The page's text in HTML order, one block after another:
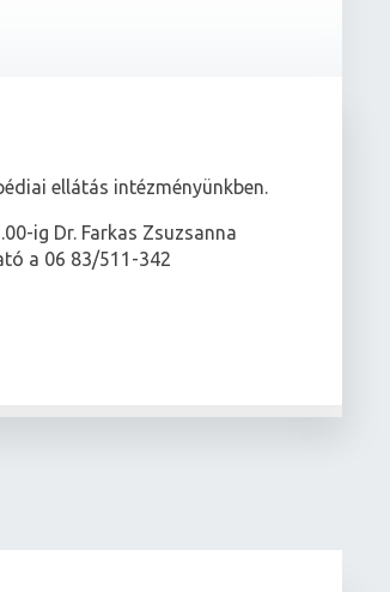
ellátás intézményünkben.
ig Dr. Farkas Zsuzsanna
a 06 83/511-342